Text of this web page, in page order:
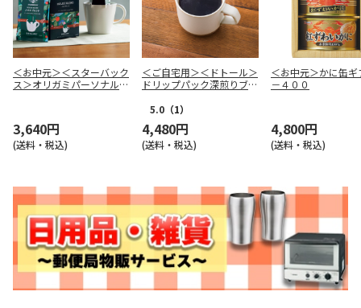
＜お中元＞＜スターバック
ス＞オリガミパーソナルド
3,640円
(送料・税込)
＜ご自宅用＞＜ドトール＞
ドリップパック深煎りブレ
5.0 （1）
4,480円
(送料・税込)
＜お中元＞かに缶ギ
－４００
4,800円
(送料・税込)